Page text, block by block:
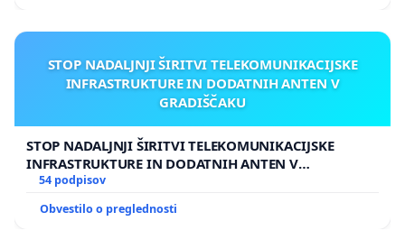
STOP NADALJNJI ŠIRITVI TELEKOMUNIKACIJSKE
INFRASTRUKTURE IN DODATNIH ANTEN V
GRADIŠČAKU
STOP NADALJNJI ŠIRITVI TELEKOMUNIKACIJSKE
INFRASTRUKTURE IN DODATNIH ANTEN V
GRADIŠČAKU
54 podpisov
Obvestilo o preglednosti